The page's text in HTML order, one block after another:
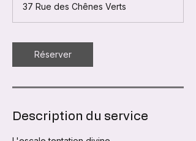
0
m
n
37 Rue des Chênes Verts
Réserver
Description du service